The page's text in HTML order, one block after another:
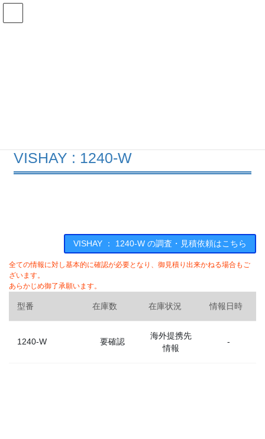
コ
ナ
VISHAY : 1240-W
VISHAY ： 1240-W の調査・見積依頼はこちら
全ての情報に対し基本的に確認が必要となり、御見積り出来かねる場合もご
ざいます。
あらかじめ御了承願います。
型番 在庫数 在庫状況 情報日時
1240-W 要確認
海外提携先
情報
-